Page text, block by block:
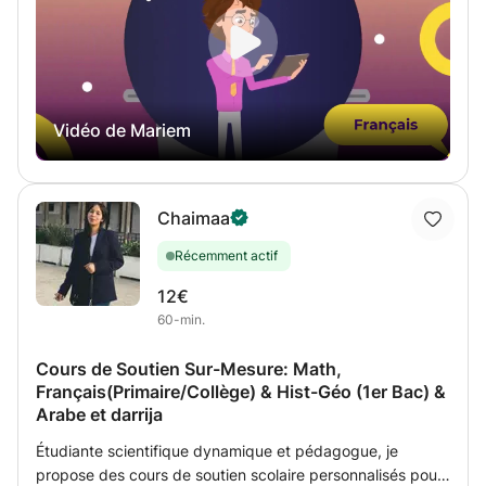
Vidéo de Mariem
Chaimaa
Récemment actif
12€
60-min.
Cours de Soutien Sur-Mesure: Math,
Français(Primaire/Collège) & Hist-Géo (1er Bac) &
Arabe et darrija
Étudiante scientifique dynamique et pédagogue, je
propose des cours de soutien scolaire personnalisés pour